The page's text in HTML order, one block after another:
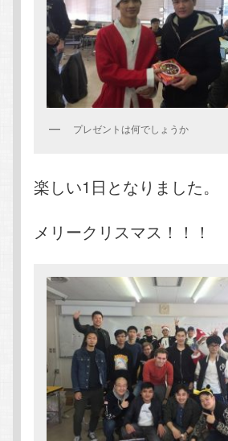
プレゼントは何でしょうか
楽しい1日となりました。
メリークリスマス！！！